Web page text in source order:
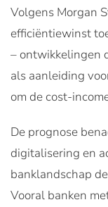
Volgens Morgan
efficiëntiewinst
– ontwikkelingen
als aanleiding
om de cost-
De prognose
digitalisering en
banklandschap
Vooral banken